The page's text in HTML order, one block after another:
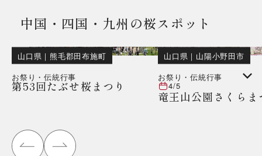
中国・四国・九州の桜スポット
山口県 ｜ 熊毛郡田布施町
お祭り・伝統行事
第53回たぶせ桜まつり
山口県 ｜ 山陽小野田市
お祭り・伝統行事
4/5
竜王山公園さくらま